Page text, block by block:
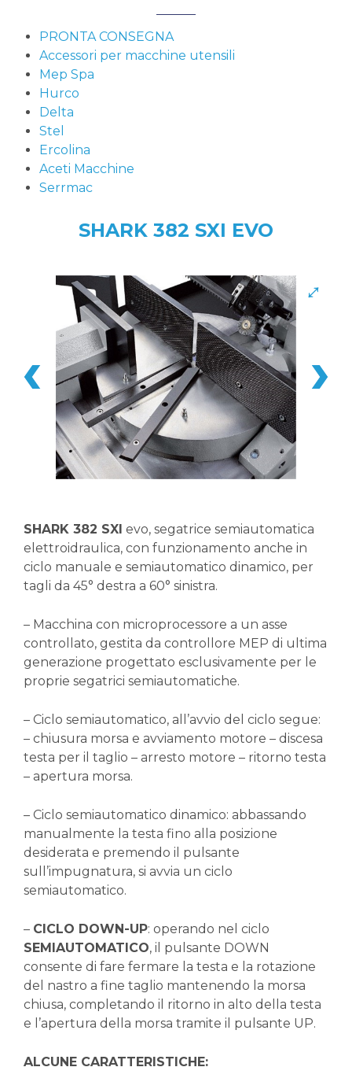
PRONTA CONSEGNA
Accessori per macchine utensili
Mep Spa
Hurco
Delta
Stel
Ercolina
Aceti Macchine
Serrmac
SHARK 382 SXI EVO
SHARK 382 SXI evo, segatrice semiautomatica
elettroidraulica, con funzionamento anche in
ciclo manuale e semiautomatico dinamico, per
tagli da 45° destra a 60° sinistra.
– Macchina con microprocessore a un asse
controllato, gestita da controllore MEP di ultima
generazione progettato esclusivamente per le
proprie segatrici semiautomatiche.
– Ciclo semiautomatico, all’avvio del ciclo segue:
– chiusura morsa e avviamento motore – discesa
testa per il taglio – arresto motore – ritorno testa
– apertura morsa.
– Ciclo semiautomatico dinamico: abbassando
manualmente la testa fino alla posizione
desiderata e premendo il pulsante
sull’impugnatura, si avvia un ciclo
semiautomatico.
– CICLO DOWN-UP: operando nel ciclo
SEMIAUTOMATICO, il pulsante DOWN
consente di fare fermare la testa e la rotazione
del nastro a fine taglio mantenendo la morsa
chiusa, completando il ritorno in alto della testa
e l’apertura della morsa tramite il pulsante UP.
ALCUNE CARATTERISTICHE: